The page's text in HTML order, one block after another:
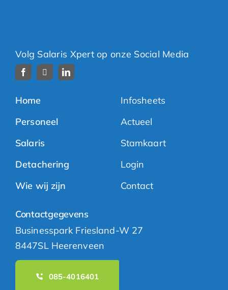
Volg Salaris Xpert op onze Social Media
Home
Personeel
Salaris
Detachering
Wie wij zijn
Infosheets
Actueel
Stamkaart
Login
Contact
Contactgegevens
Businesspark Friesland-W 27
8447SL Heerenveen
085-4016401